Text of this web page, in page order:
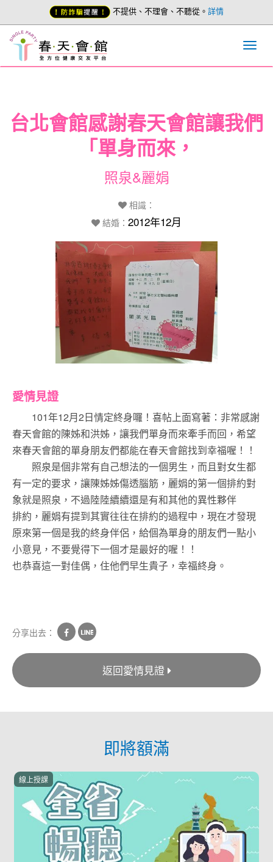
不提供、不理會、不聽從。 詳情
台北會館感謝春天會館讓我們
「單身而來，
照泉&麗娟
相識：
結婚： 2012年12月
愛情見證
101年12月2日情定終身囉！喜帖上面寫著：非常感謝
春天會館的陳姊和洪姊，讓我們單身而來牽手而回，希望
來春天會館的單身朋友們都能在春天會館找到幸福喔！！
照泉是個非常有自己想法的一個男生，而且對女生都
有一定的要求，讓陳姊姊傷透腦筋，麗娟的第一個排約對
象就是照泉，不過陸陸續續還是有和其他的異性夥伴
排約，麗娟有提到其實往往在排約的過程中，現在才發現
原來第一個是我的終身伴侶，給個為單身的朋友們一點小
小意見，不要覺得下一個才是最好的喔！！
也恭喜這一對佳偶，住他們早生貴子，幸福終身。
分享出去：
返回愛情見證
即將額滿
新竹市